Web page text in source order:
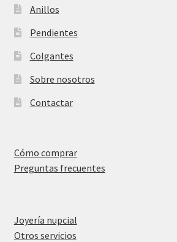
Anillos
Pendientes
Colgantes
Sobre nosotros
Contactar
Cómo comprar
Preguntas frecuentes
Joyería nupcial
Otros servicios